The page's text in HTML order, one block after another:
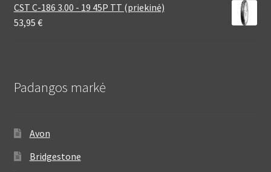
CST C-186 3.00 - 19 45P TT (priekinė)
53,95 €
Padangos markė
Avon
Bridgestone